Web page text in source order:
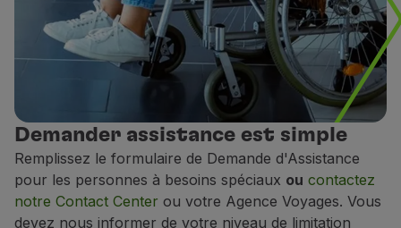
190; Embraer 195
A320-200; Airbus A321-200
La flotte TAP
A330-200
190; Embraer 195
A320-200; Airbus A321-200
La flotte TAP
A330-200
Demander assistance est simple
Remplissez le formulaire de Demande d'Assistance
pour les personnes à besoins spéciaux ou contactez
notre Contact Center ou votre Agence Voyages. Vous
devez nous informer de votre niveau de limitation